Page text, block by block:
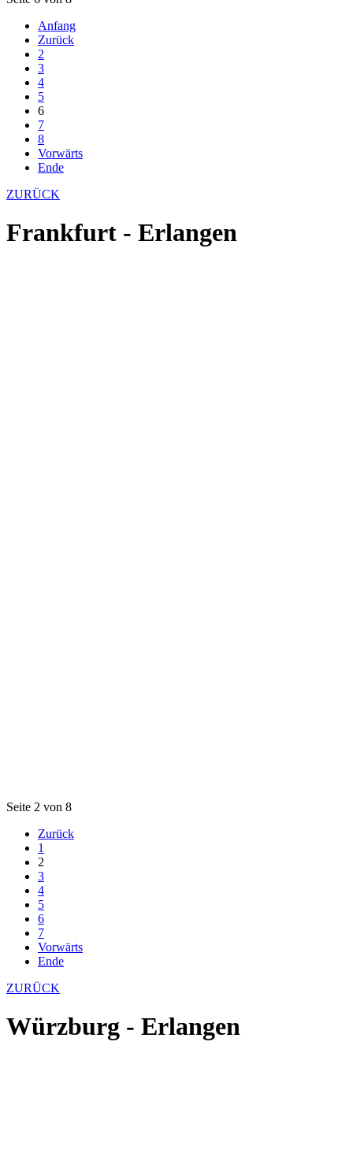
Anfang
Zurück
2
3
4
5
6
7
8
Vorwärts
Ende
ZURÜCK
Frankfurt - Erlangen
Seite 2 von 8
Zurück
1
2
3
4
5
6
7
Vorwärts
Ende
ZURÜCK
Würzburg - Erlangen